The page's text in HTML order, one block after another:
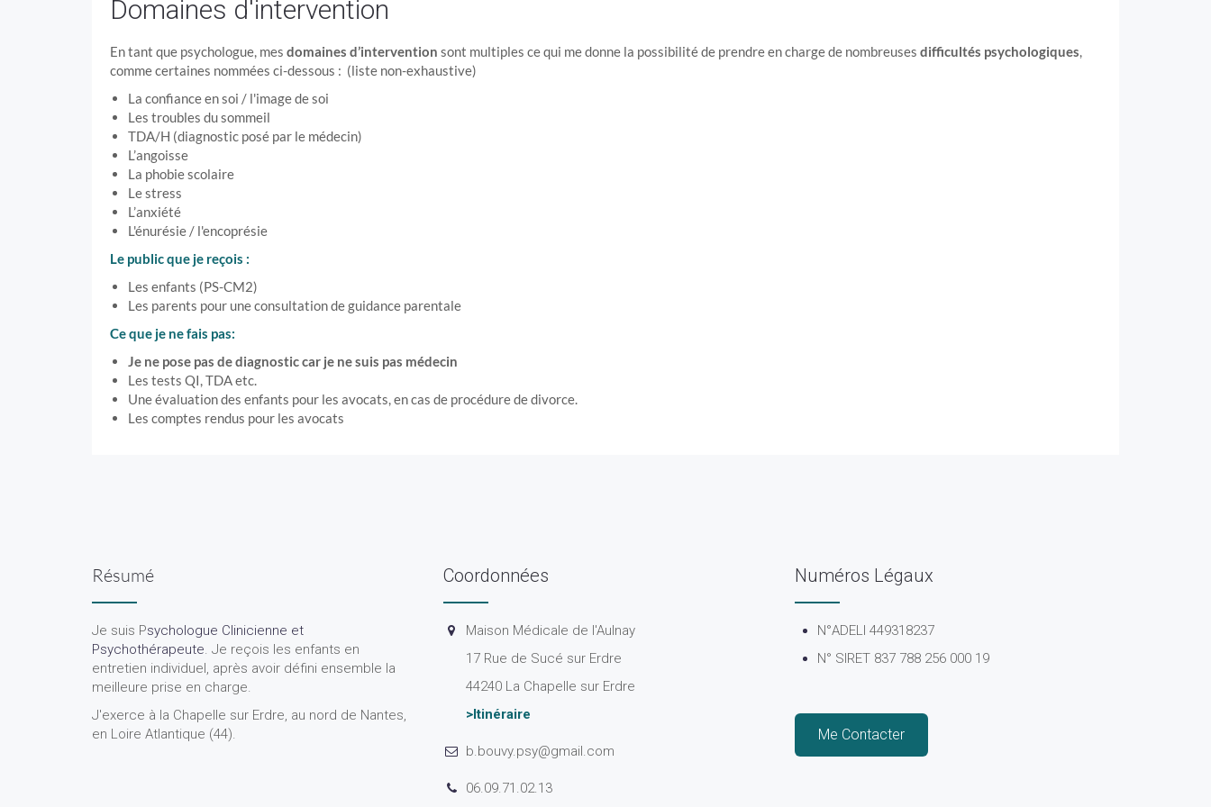
Domaines d'intervention
En tant que psychologue, mes domaines d’intervention sont multiples ce qui me donne la possibilité de prendre en charge de nombreuses difficultés psychologiques,
comme certaines nommées ci-dessous : (liste non-exhaustive)
La confiance en soi / l'image de soi
Les troubles du sommeil
TDA/H (diagnostic posé par le médecin)
L’angoisse
La phobie scolaire
Le stress
L’anxiété
L'énurésie / l'encoprésie
Le public que je reçois :
Les enfants (PS-CM2)
Les parents pour une consultation de guidance parentale
Ce que je ne fais pas:
Je ne pose pas de diagnostic car je ne suis pas médecin
Les tests QI, TDA etc.
Une évaluation des enfants pour les avocats, en cas de procédure de divorce.
Les comptes rendus pour les avocats
Résumé
Je suis Psychologue Clinicienne et
Psychothérapeute. Je reçois les enfants en
entretien individuel, après avoir défini ensemble la
meilleure prise en charge.
J'exerce à la Chapelle sur Erdre, au nord de Nantes,
en Loire Atlantique (44).
Coordonnées
Maison Médicale de l'Aulnay
17 Rue de Sucé sur Erdre
44240 La Chapelle sur Erdre
>Itinéraire
b.bouvy.psy@gmail.com
06.09.71.02.13
Numéros Légaux
N°ADELI 449318237
N° SIRET 837 788 256 000 19
Me Contacter